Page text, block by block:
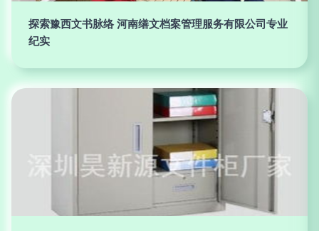
探索豫西文书脉络 河南缮文档案管理服务有限公司专业
纪实